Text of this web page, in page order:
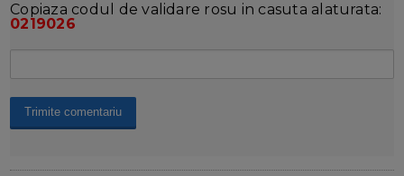
Copiaza codul de validare rosu in casuta alaturata:
0219026